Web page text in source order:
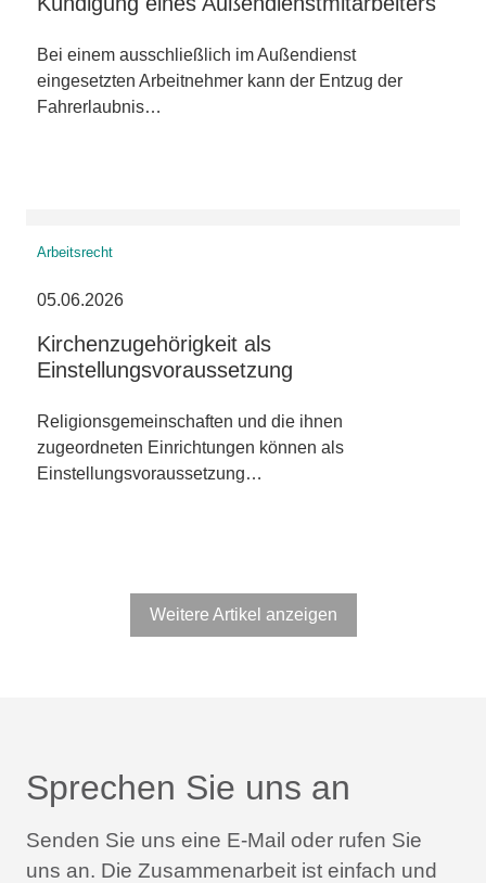
Bei einem ausschließlich im Außendienst
eingesetzten Arbeitnehmer kann der Entzug der
Fahrerlaubnis…
Arbeitsrecht
05.06.2026
Kirchenzugehörigkeit als
Einstellungsvoraussetzung
Religionsgemeinschaften und die ihnen
zugeordneten Einrichtungen können als
Einstellungsvoraussetzung…
Weitere Artikel anzeigen
Sprechen Sie uns an
Senden Sie uns eine E-Mail oder rufen Sie
uns an. Die Zusammenarbeit ist einfach und